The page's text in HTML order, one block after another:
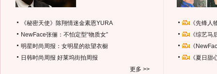
《秘密天使》陈翔情迷金素恩YURA
NewFace张俪：不怕定型“物质女”
明星时尚周报：女明星的欲望衣橱
日韩时尚周报 好莱坞街拍周报
更多 >>
《先锋
《综艺
《
《夏日